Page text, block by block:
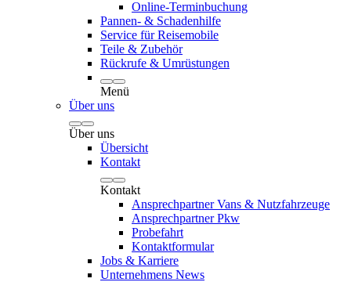
Online-Terminbuchung
Pannen- & Schadenhilfe
Service für Reisemobile
Teile & Zubehör
Rückrufe & Umrüstungen
Menü
Über uns
Über uns
Übersicht
Kontakt
Kontakt
Ansprechpartner Vans & Nutzfahrzeuge
Ansprechpartner Pkw
Probefahrt
Kontaktformular
Jobs & Karriere
Unternehmens News